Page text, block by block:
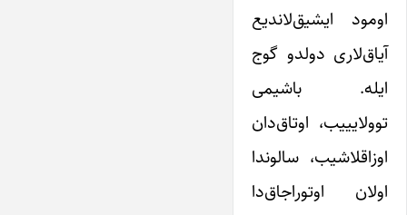
اومود ایشیق‌لاندیع
آیاق‌لاری دولدو گوج
ایله. باشیمی
توولایییب، اوتاق‌دان
اوزاقلاشیب، سالوندا
اولان اوتوراجاق‌دا